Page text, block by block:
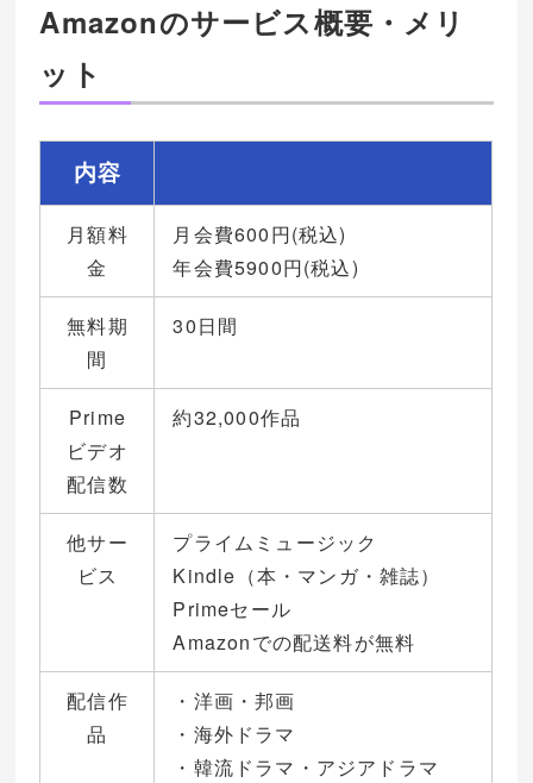
Amazonのサービス概要・メリ
ット
内容
月額料
金
月会費600円(税込)
年会費5900円(税込)
無料期
間
30日間
Prime
ビデオ
配信数
約32,000作品
他サー
ビス
プライムミュージック
Kindle（本・マンガ・雑誌）
Primeセール
Amazonでの配送料が無料
配信作
品
・洋画・邦画
・海外ドラマ
・韓流ドラマ・アジアドラマ